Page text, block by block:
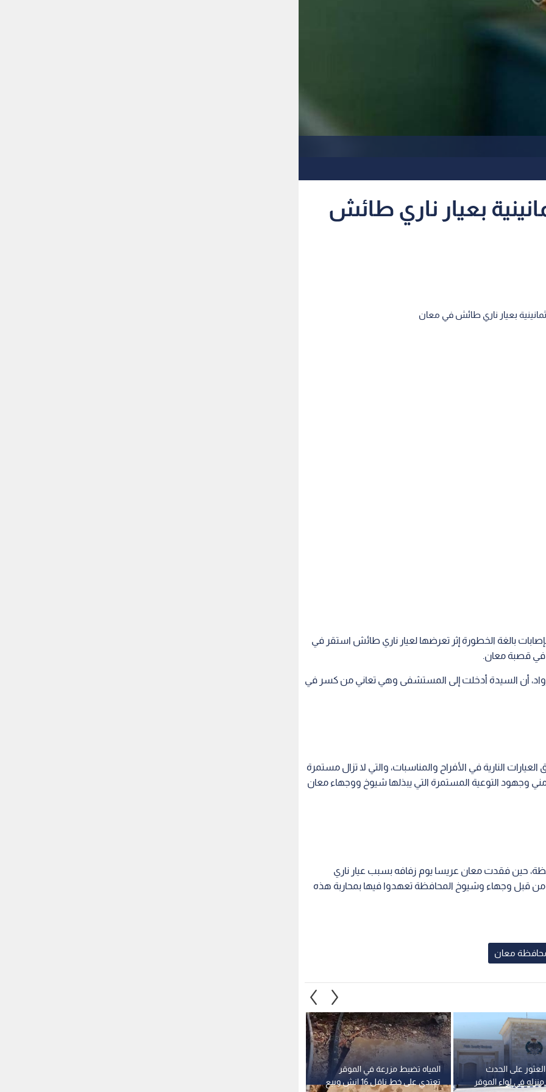
بعيار ناري طائش
بعيار ناري طائش في معان
مساء الجمعة ، بإصابات بالغة الخطورة إثر تعرضها لعيار ناري طائش استقر في
في قصبة معان.
أن السيدة أدخلت إلى المستشفى وهي تعاني من كسر في
النارية في الأفراح والمناسبات، والتي لا تزال مستمرة
وجهود التوعية المستمرة التي يبذلها شيوخ ووجهاء معان
حين فقدت معان عريسا يوم زفافه بسبب عيار ناري
من قبل وجهاء وشيوخ المحافظة تعهدوا فيها بمحاربة هذه
معان
المياه تضبط مزرعة في الموقر
تعتدي على خط ناقل 16 انش وبيع
على الحدث
في لواء الموقر